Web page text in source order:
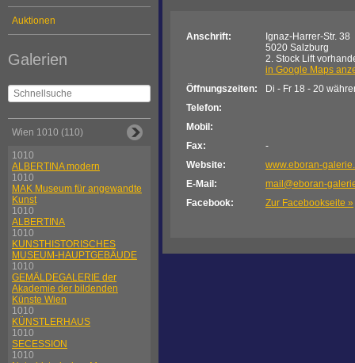
Auktionen
Galerien
Wien 1010 (110)
1010
ALBERTINA modern
1010
MAK Museum für angewandte
Kunst
1010
ALBERTINA
1010
KUNSTHISTORISCHES
MUSEUM-HAUPTGEBÄUDE
1010
GEMÄLDEGALERIE der
Akademie der bildenden
Künste Wien
1010
KÜNSTLERHAUS
1010
SECESSION
1010
Anschrift:
Ignaz-Harrer-Str. 38
5020 Salzburg
2. Stock Lift
in Google Maps
Öffnungszeiten:
Di - Fr 18 - 20
Telefon:
Mobil:
Fax:
-
Website:
www.eboran-
E-Mail:
mail@eboran-
Facebook:
Zur Facebookseite »